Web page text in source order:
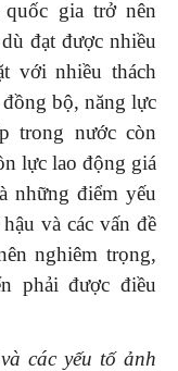
gia trở nên
đạt được nhiều
với nhiều thách
bộ, năng lực
trong nước còn
lực lao động giá
những điểm yếu
và các vấn đề
nghiêm trọng,
phải được điều
các yếu tố ảnh